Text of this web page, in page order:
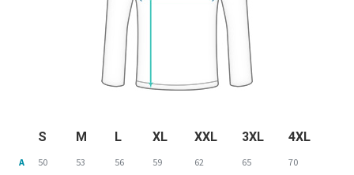
S M L XL XXL 3XL 4XL
A 50 53 56 59 62 65
70